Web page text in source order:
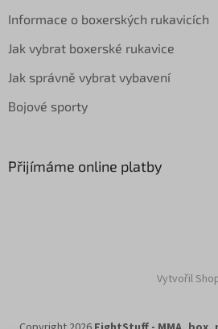
Informace o boxerských rukavicích
Jak vybrat boxerské rukavice
Jak správně vybrat vybavení
Bojové sporty
Přijímáme online platby
Vytvořil